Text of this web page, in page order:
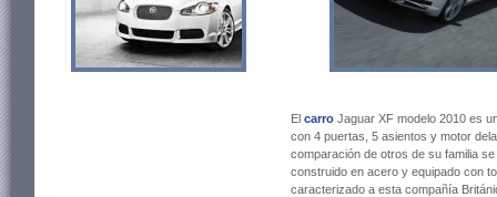
El carro Jaguar XF modelo 2010 es
con 4 puertas, 5 asientos y motor
comparación de otros de su familia
construido en acero y equipado con
caracterizado a esta compañía